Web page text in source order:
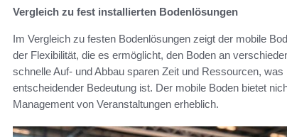
Vergleich zu fest installierten Bodenlösungen
Im Vergleich zu festen Bodenlösungen zeigt der mobile
der Flexibilität, die es ermöglicht, den Boden an
schnelle Auf- und Abbau sparen Zeit und Ressourcen,
entscheidender Bedeutung ist. Der mobile Boden bietet
Management von Veranstaltungen erheblich.